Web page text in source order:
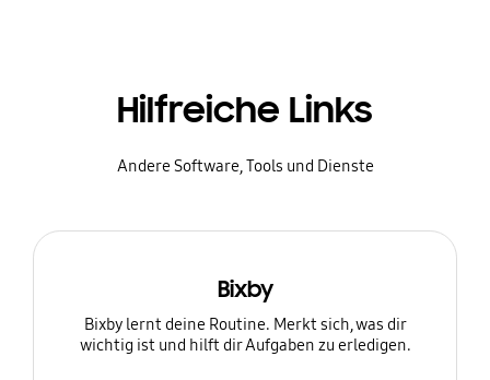
Hilfreiche Links
Andere Software, Tools und Dienste
Bixby
Bixby lernt deine Routine. Merkt sich, was dir
wichtig ist und hilft dir Aufgaben zu erledigen.